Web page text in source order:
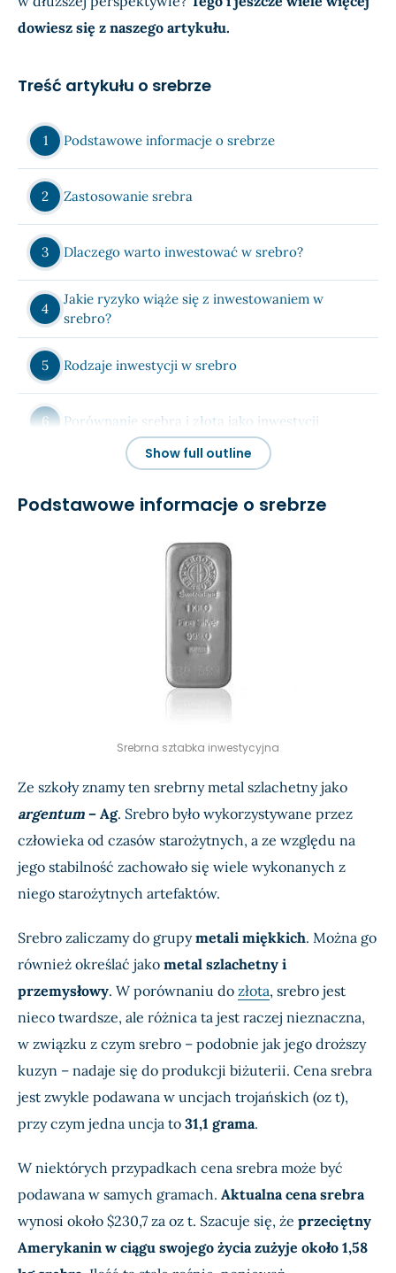
dowiesz się z naszego artykułu.
Treść artykułu o srebrze
Podstawowe informacje o srebrze
Zastosowanie srebra
Dlaczego warto inwestować w srebro?
Jakie ryzyko wiąże się z inwestowaniem w
srebro?
Rodzaje inwestycji w srebro
Porównanie srebra i złota jako inwestycji
Jak i gdzie można handlować srebrem?
Przykład transakcji z CFD ze srebrem
Jak zacząć handlować srebrem?
Jaką strategię wybrać, jeśli chcę handlować
Podsumowanie – czy warto inwestować w
srebro?
Show full outline
Podstawowe informacje o srebrze
Srebrna sztabka inwestycyjna
Ze szkoły znamy ten srebrny metal szlachetny jako
argentum – Ag. Srebro było wykorzystywane przez
człowieka od czasów starożytnych, a ze względu na
jego stabilność zachowało się wiele wykonanych z
niego starożytnych artefaktów.
Srebro zaliczamy do grupymetali miękkich. Można go
również określać jako metal szlachetny i
przemysłowy. W porównaniu do złota, srebro jest
nieco twardsze, ale różnica ta jest raczej nieznaczna,
w związku z czym srebro – podobnie jak jego droższy
kuzyn – nadaje się do produkcji biżuterii. Cena srebra
jest zwykle podawana w uncjach trojańskich (oz t),
przy czym jedna uncja to 31,1 grama.
W niektórych przypadkach cena srebra może być
podawana w samych gramach. Aktualna cena srebra
wynosi około $230,7 za oz t. Szacuje się, że przeciętny
Amerykanin w ciągu swojego życia zużyje około 1,58